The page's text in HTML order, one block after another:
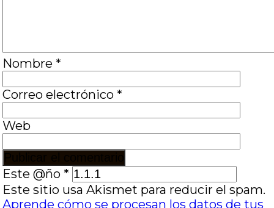
Nombre *
Correo electrónico *
Web
Este @ño *
Este sitio usa Akismet para reducir el spam.
Aprende cómo se procesan los datos de tus